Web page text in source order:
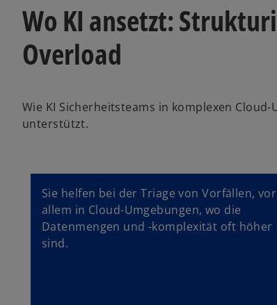
Wo KI ansetzt:
Overload
Wie KI Sicherheitsteams in komplexen
unterstützt.
Sie helfen bei der Triage von Vorfällen, vor
allem in Cloud-Umgebungen, wo die
Datenmengen und -komplexität oft höher
sind.